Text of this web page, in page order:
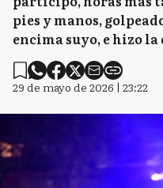
pies y manos,
encima suyo, e hizo
29 de mayo de 2026 | 23:22